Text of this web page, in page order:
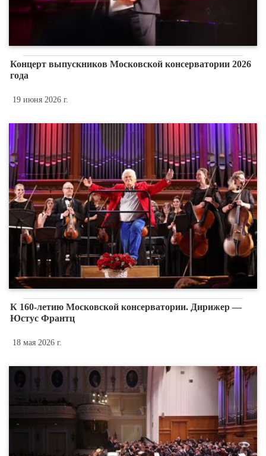
Концерт выпускников Московской консерватории 2026
года
19 июня 2026 г.
К 160-летию Московской консерватории. Дирижер —
Юстус Франтц
18 мая 2026 г.